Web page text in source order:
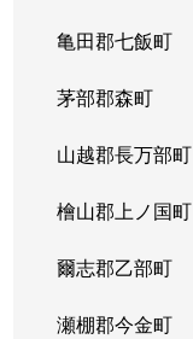
亀田郡七飯町
茅部郡森町
山越郡長万部町
檜山郡上ノ国町
爾志郡乙部町
瀬棚郡今金町